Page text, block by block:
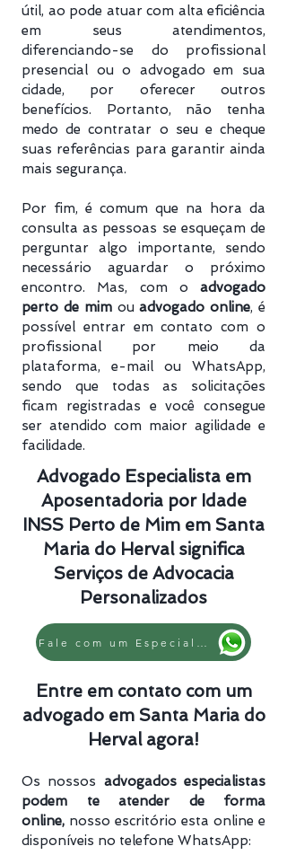
útil, ao pode atuar com alta eficiência
em seus atendimentos,
diferenciando-se do profissional
presencial ou o advogado em sua
cidade, por oferecer outros
benefícios. Portanto, não tenha
medo de contratar o seu e cheque
suas referências para garantir ainda
mais segurança.
Por fim, é comum que na hora da
consulta as pessoas se esqueçam de
perguntar algo importante, sendo
necessário aguardar o próximo
encontro. Mas, com o advogado
perto de mim ouadvogado online, é
possível entrar em contato com o
profissional por meio da
plataforma, e-mail ou WhatsApp,
sendo que todas as solicitações
ficam registradas e você consegue
ser atendido com maior agilidade e
facilidade.
Advogado Especialista em
Aposentadoria por Idade
INSS Perto de Mim em Santa
Maria do Herval significa
Serviços de Advocacia
Personalizados
Entre em contato com um
advogado em Santa Maria do
Herval agora!
Os nossos advogados especialistas
podem te atender de forma
online, nosso escritório esta online e
disponíveis no telefone WhatsApp: